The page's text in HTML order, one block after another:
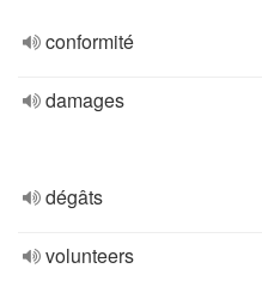
conformité
damages
dégâts
volunteers